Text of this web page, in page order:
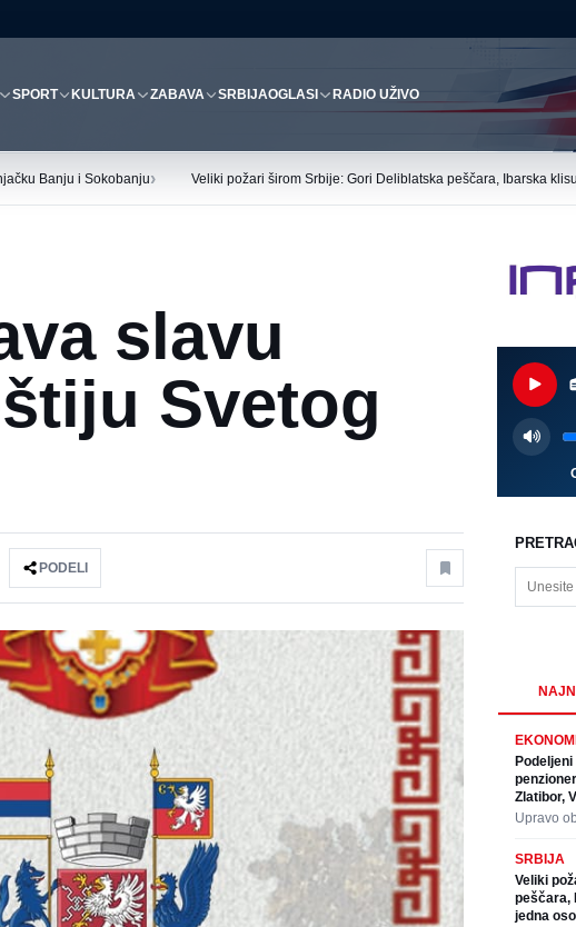
SPORT KULTURA ZABAVA SRBIJAOGLASI RADIO UŽIVO
Banju i Sokobanju› Veliki požari širom Srbije: Gori Deliblatska peščara, Ibarska
slavu
Svetog
PODELI
Zlatibor,
Upravo
SRBIJA
Veliki
peščara,
jedna